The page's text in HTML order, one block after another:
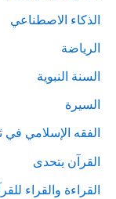
الذكاء الاصطناعي
الرياضة
السنة النبوية
السيرة
الفقه الإسلامي في
القرآن يتحدى
القراءة والقراء